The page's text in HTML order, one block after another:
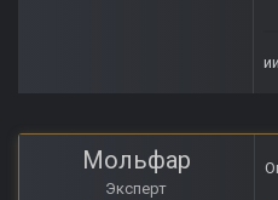
Мольфар
Эксперт